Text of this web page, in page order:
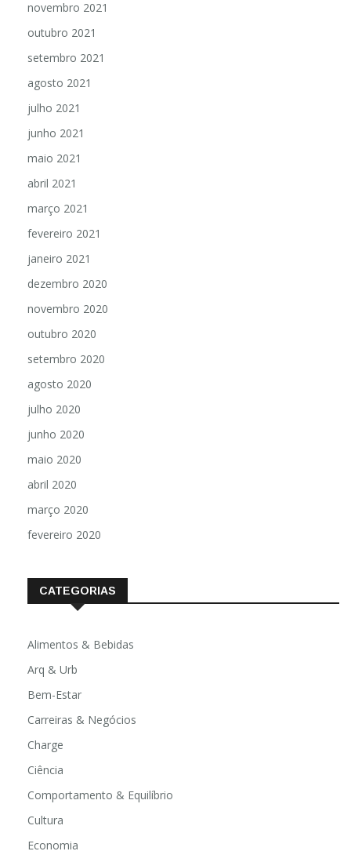
novembro 2021
outubro 2021
setembro 2021
agosto 2021
julho 2021
junho 2021
maio 2021
abril 2021
março 2021
fevereiro 2021
janeiro 2021
dezembro 2020
novembro 2020
outubro 2020
setembro 2020
agosto 2020
julho 2020
junho 2020
maio 2020
abril 2020
março 2020
fevereiro 2020
CATEGORIAS
Alimentos & Bebidas
Arq & Urb
Bem-Estar
Carreiras & Negócios
Charge
Ciência
Comportamento & Equilíbrio
Cultura
Economia